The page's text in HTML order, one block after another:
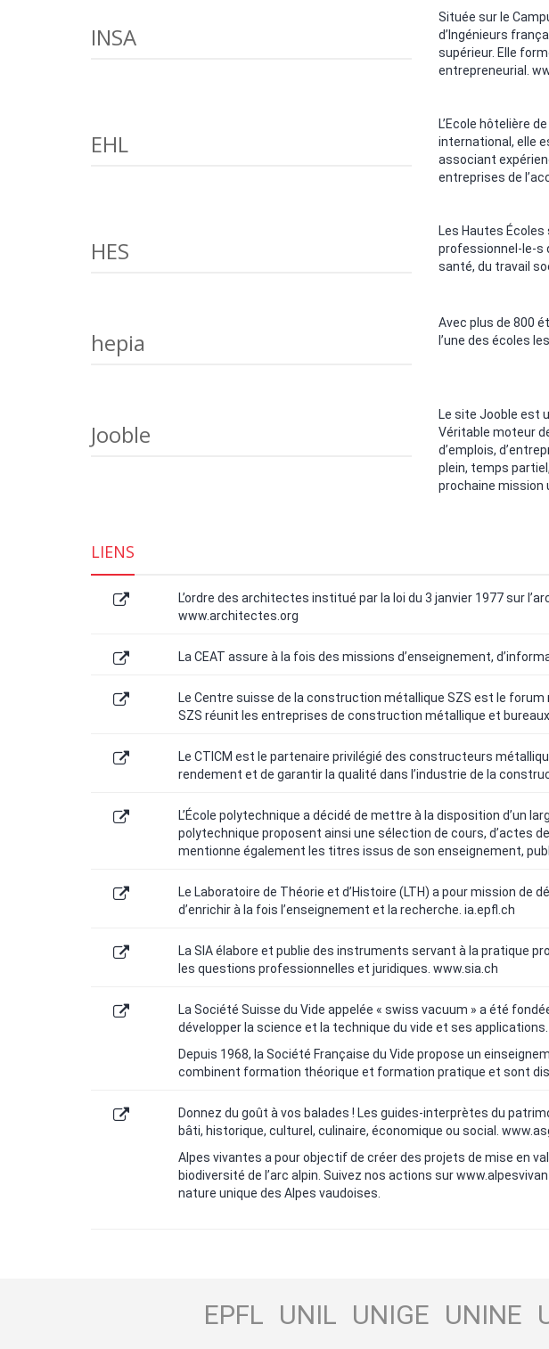
INSA
Située sur le
d’Ingénieurs
supérieur. Elle
entrepreneurial.
EHL
L’Ecole hôtelière
international, elle
associant
entreprises de
HES
Les Hautes
professionnel-le-s
santé, du travail
hepia
Avec plus de 800
l’une des écoles
Jooble
Le site Jooble est
Véritable moteur
d’emplois,
plein, temps
prochaine mission
LIENS
L’ordre des architectes institué par la loi du 3 janvier 1977 sur
www.architectes.org
La CEAT assure à la fois des missions d’enseignement,
Le Centre suisse de la construction métallique SZS est le
SZS réunit les entreprises de construction métallique et
Le CTICM est le partenaire privilégié des constructeurs
rendement et de garantir la qualité dans l’industrie de la
L’École polytechnique a décidé de mettre à la disposition d’un
polytechnique proposent ainsi une sélection de cours, d’actes
mentionne également les titres issus de son enseignement,
Le Laboratoire de Théorie et d’Histoire (LTH) a pour mission de
d’enrichir à la fois l’enseignement et la recherche. ia.epfl.ch
La SIA élabore et publie des instruments servant à la pratique
les questions professionnelles et juridiques. www.sia.ch
La Société Suisse du Vide appelée « swiss vacuum » a été
développer la science et la technique du vide et ses applications.
Depuis 1968, la Société Française du Vide propose un
combinent formation théorique et formation pratique et sont
Donnez du goût à vos balades ! Les guides-interprètes du
bâti, historique, culturel, culinaire, économique ou social.
Alpes vivantes a pour objectif de créer des projets de mise en
biodiversité de l’arc alpin. Suivez nos actions sur
nature unique des Alpes vaudoises.
EPFL UNIL UNIGE UNINE